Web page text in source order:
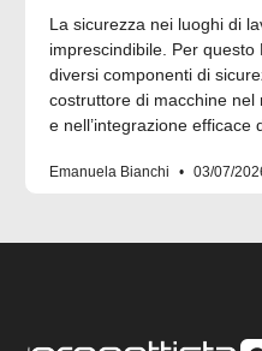
La sicurezza nei luoghi di
imprescindibile. Per
diversi componenti di
costruttore di macchine
e nell’integrazione efficace
Emanuela Bianchi 03/07/